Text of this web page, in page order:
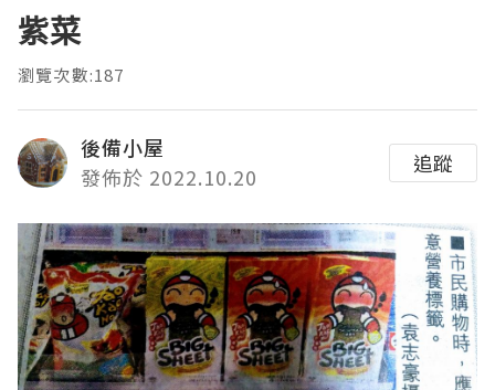
紫菜
瀏覽次數:187
後備小屋
發佈於 2022.10.20
追蹤